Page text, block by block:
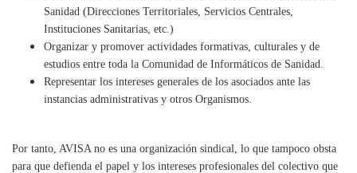
Sanidad (Direcciones Territoriales, Servicios Centrales,
Instituciones Sanitarias, etc.)
Organizar y promover actividades formativas, culturales y de
estudios entre toda la Comunidad de Informáticos de Sanidad.
Representar los intereses generales de los asociados ante las
instancias administrativas y otros Organismos.
Por tanto, AVISA no es una organización sindical, lo que tampoco obsta
para que defienda el papel y los intereses profesionales del colectivo que